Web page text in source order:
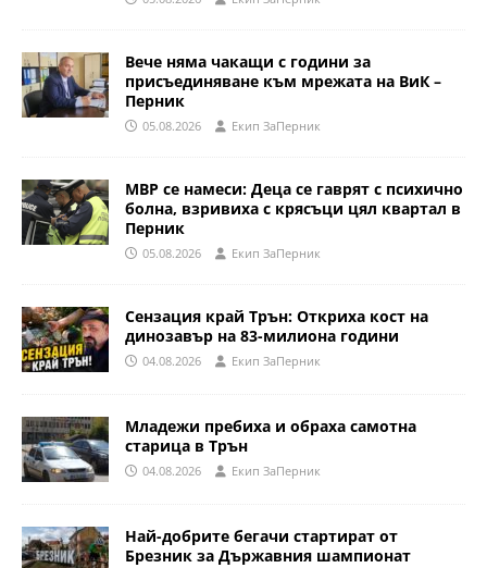
Вече няма чакащи с години за
присъединяване към мрежата на ВиК –
Перник
05.08.2026 Eкип ЗаПерник
МВР се намеси: Деца се гаврят с психично
болна, взривиха с крясъци цял квартал в
Перник
05.08.2026 Eкип ЗаПерник
Сензация край Трън: Откриха кост на
динозавър на 83-милиона години
04.08.2026 Eкип ЗаПерник
Младежи пребиха и обраха самотна
старица в Трън
04.08.2026 Eкип ЗаПерник
Най-добрите бегачи стартират от
Брезник за Държавния шампионат